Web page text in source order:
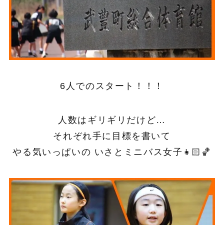
6人でのスタート！！！
人数はギリギリだけど…
それぞれ手に目標を書いて
やる気いっぱいの いさとミニバス女子👧🏻🏀